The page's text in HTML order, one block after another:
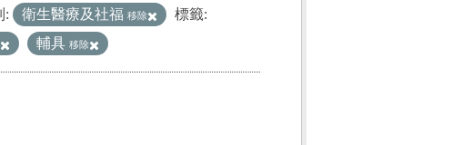
: 衛生醫療及社福 移除
標籤:
輔具 移除